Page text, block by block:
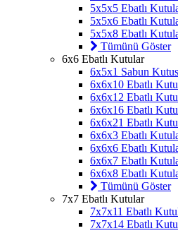
5x5x5 Ebatlı
5x5x6 Ebatlı
5x5x8 Ebatlı
Tümünü Göster
6x6 Ebatlı Kutular
6x5x1 Sabun
6x6x10 Ebatlı
6x6x12 Ebatlı
6x6x16 Ebatlı
6x6x21 Ebatlı
6x6x3 Ebatlı
6x6x6 Ebatlı
6x6x7 Ebatlı
6x6x8 Ebatlı
Tümünü Göster
7x7 Ebatlı Kutular
7x7x11 Ebatlı
7x7x14 Ebatlı